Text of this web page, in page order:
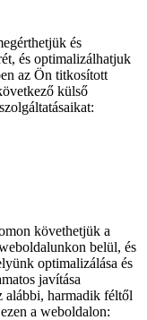
és
és optimalizálhatjuk
az Ön titkosított
külső
követhetjük a
belül, és
optimalizálása és
javítása
alábbi, harmadik féltől
a weboldalon: